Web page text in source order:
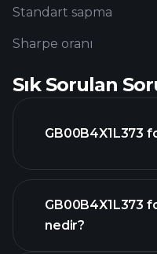
Standart sapma
Sharpe oranı
Sık Sorulan
GB00B4X1L373
GB00B4X1L373
nedir?